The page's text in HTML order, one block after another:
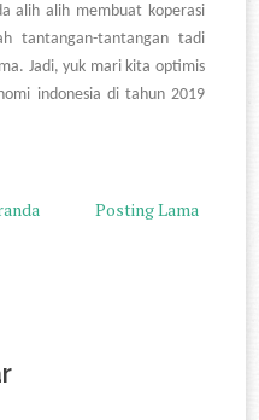
alih alih membuat koperasi
tantangan-tantangan tadi
Jadi, yuk mari kita optimis
indonesia di tahun 2019
Posting Lama